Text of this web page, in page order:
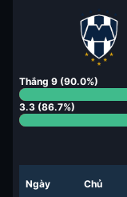
Thắng 9 (90.0%)
3.3 (86.7%)
Ngày Chủ